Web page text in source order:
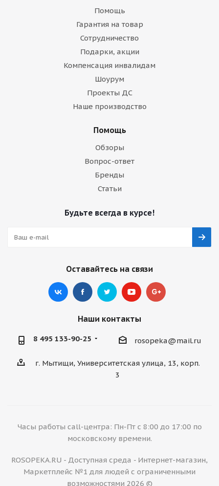
Помощь
Гарантия на товар
Сотрудничество
Подарки, акции
Компенсация инвалидам
Шоурум
Проекты ДС
Наше производство
Помощь
Обзоры
Вопрос-ответ
Бренды
Статьи
Будьте всегда в курсе!
Оставайтесь на связи
Наши контакты
8 495 133-90-25 rosopeka@mail.ru
г. Мытищи, Университетская улица, 13, корп.
3
Часы работы call-центра: Пн-Пт с 8:00 до 17:00 по
московскому времени.
ROSOPEKA.RU - Доступная среда - Интернет-магазин,
Маркетплейс №1 для людей с ограниченными
возможностями 2026 ©